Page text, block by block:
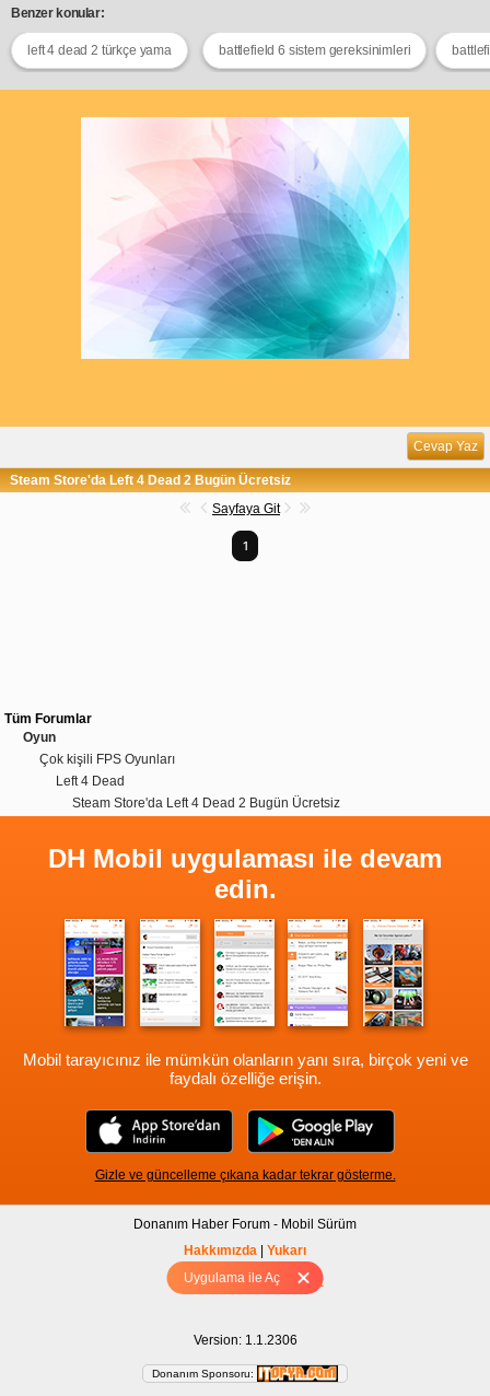
Uygulama ile Aç
Benzer konular:
left 4 dead 2 türkçe yama battlefield 6 sistem gereksinimleri
Cevap Yaz
Steam Store'da Left 4 Dead 2 Bugün Ücretsiz
Sayfaya Git
1
Tüm Forumlar
Oyun
Çok kişili FPS Oyunları
Left 4 Dead
Steam Store'da Left 4 Dead 2 Bugün Ücretsiz
DH Mobil uygulaması ile devam
edin.
Mobil tarayıcınız ile mümkün olanların yanı sıra, birçok yeni ve
faydalı özelliğe erişin.
Gizle ve güncelleme çıkana kadar tekrar gösterme.
Donanım Haber Forum - Mobil Sürüm
Hakkımızda | Yukarı
Tam sürüm için Tıklayınız
Version: 1.1.2306
Donanım Sponsoru: